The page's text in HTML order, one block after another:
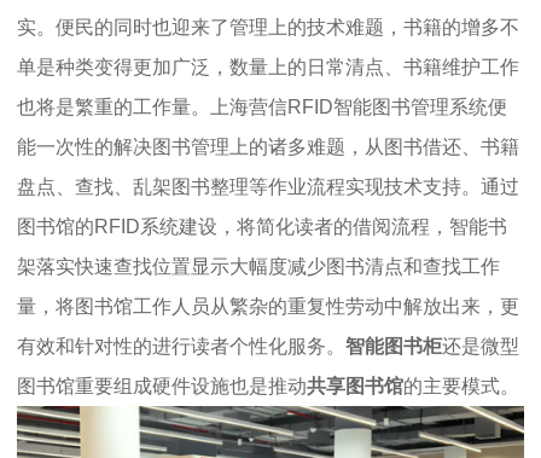
实。便民的同时也迎来了管理上的技术难题，书籍的增多不
单是种类变得更加广泛，数量上的日常清点、书籍维护工作
也将是繁重的工作量。上海营信RFID智能图书管理系统便
能一次性的解决图书管理上的诸多难题，从图书借还、书籍
盘点、查找、乱架图书整理等作业流程实现技术支持。通过
图书馆的RFID系统建设，将简化读者的借阅流程，智能书
架落实快速查找位置显示大幅度减少图书清点和查找工作
量，将图书馆工作人员从繁杂的重复性劳动中解放出来，更
有效和针对性的进行读者个性化服务。 智能图书柜还是微型
图书馆重要组成硬件设施也是推动共享图书馆的主要模式。